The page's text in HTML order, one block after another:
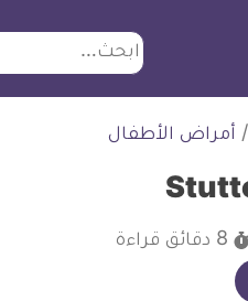
ابحث
/ أمراض الأطفال
8 دقائق قراءة
شارك على تيليجرام - ديلي ميديكال انفو